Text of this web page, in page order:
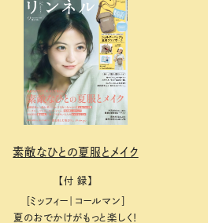
素敵なひとの夏服とメイク
【付 録】
［ミッフィー｜コールマン］
夏のおでかけがもっと楽しく！
素敵なひとの夏服とメイク
【付 録】
［ミッフィー｜コールマン］
夏のおでかけがもっと楽しく！